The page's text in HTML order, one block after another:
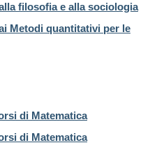
filosofia e alla sociologia
Metodi quantitativi per le
di Matematica
di Matematica